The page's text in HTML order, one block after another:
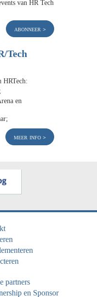
van HR Tech
abonneer
Tech
HRTech:
en
meer info
partners
en Sponsor